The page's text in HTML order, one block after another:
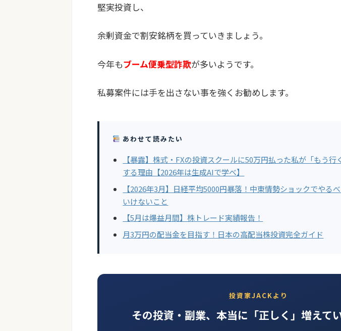
堅実投資し、
余剰資金で割安銘柄を買っていきましょう。
今年もブーム便乗型詐欺が多いようです。
私募案件には手を出さない事を強くお勧めします。
あわせて読みたい
【暴露】株式・FXの投資スクールに50万円払った私が「もう
する理由【2026年は生成AIで学べ】
【2026年3月】日経平均5000円暴落！中東情勢ショックでやる
いけないこと
【5月は爆益月間】株トレード実績報告！
月3万円の配当金を目指す！日本の高配当株投資完全ガイド
投資家JACKより
その投資・副業、本当に「正しく」増えて